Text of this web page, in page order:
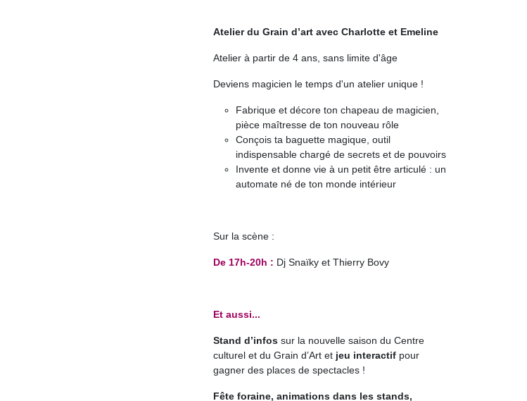
Atelier du Grain d’art avec Charlotte et Emeline
Atelier à partir de 4 ans, sans limite d'âge
Deviens magicien le temps d'un atelier unique !
Fabrique et décore ton chapeau de magicien,
pièce maîtresse de ton nouveau rôle
Conçois ta baguette magique, outil
indispensable chargé de secrets et de pouvoirs
Invente et donne vie à un petit être articulé : un
automate né de ton monde intérieur
Sur la scène :
De 17h-20h : Dj Snaïky et Thierry Bovy
Et aussi...
Stand d’infossur la nouvelle saison du Centre
culturel et du Grain d’Art et jeu interactifpour
gagner des places de spectacles !
Fête foraine, animations dans les stands,